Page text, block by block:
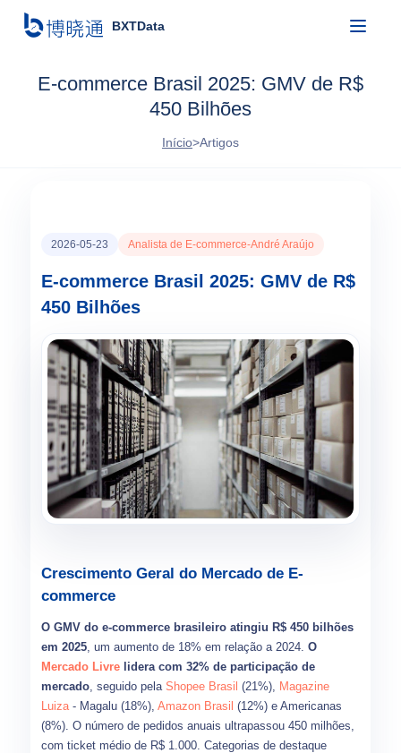
BXTData
E-commerce Brasil 2025: GMV de R$
450 Bilhões
Início>Artigos
2026-05-23 Analista de E-commerce-André Araújo
E-commerce Brasil 2025: GMV de R$
450 Bilhões
Crescimento Geral do Mercado de E-
commerce
O GMV do e-commerce brasileiro atingiu R$ 450 bilhões
em 2025, um aumento de 18% em relação a 2024. O
Mercado Livre lidera com 32% de participação de
mercado, seguido pela Shopee Brasil (21%), Magazine
Luiza- Magalu (18%), Amazon Brasil (12%) e Americanas
(8%). O número de pedidos anuais ultrapassou 450 milhões,
com ticket médio de R$ 1.000. Categorias de destaque